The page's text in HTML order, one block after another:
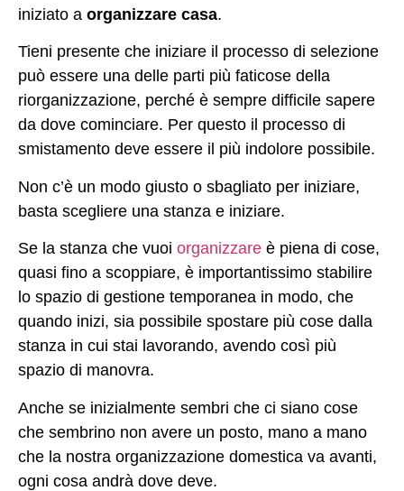
iniziato a organizzare casa.
Tieni presente che iniziare il processo di selezione
può essere una delle parti più faticose della
riorganizzazione, perché è sempre difficile sapere
da dove cominciare. Per questo il processo di
smistamento deve essere il più indolore possibile.
Non c’è un modo giusto o sbagliato per iniziare,
basta scegliere una stanza e iniziare.
Se la stanza che vuoi organizzare è piena di cose,
quasi fino a scoppiare, è importantissimo stabilire
lo spazio di gestione temporanea in modo, che
quando inizi, sia possibile spostare più cose dalla
stanza in cui stai lavorando, avendo così più
spazio di manovra.
Anche se inizialmente sembri che ci siano cose
che sembrino non avere un posto, mano a mano
che la nostra organizzazione domestica va avanti,
ogni cosa andrà dove deve.